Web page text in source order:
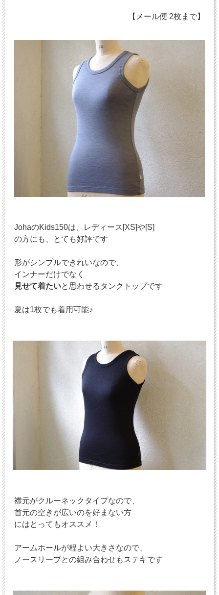
【メール便 2枚まで】
JohaのKids150は、レディース[XS]や[S]
の方にも、とても好評です
形がシンプルできれいなので、
インナーだけでなく
見せて着たいと思わせるタンクトップです
夏は1枚でも着用可能♪
襟元がクルーネックタイプなので、
首元の空きが広いのを好まない方
にはとってもオススメ！
アームホールが程よい大きさなので、
ノースリーブとの組み合わせもステキです